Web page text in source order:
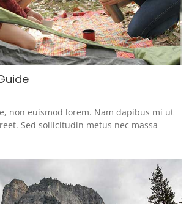
non euismod lorem. Nam dapibus mi ut
Sed sollicitudin metus nec massa